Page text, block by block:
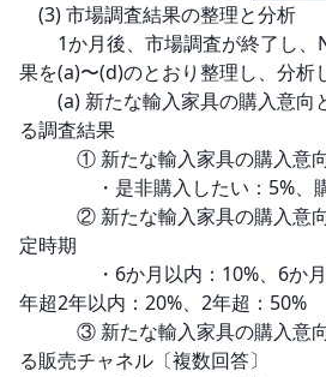
(3) 市場調査結果の整理と分析
1か月後、市場調査が終了し、
果を(a)〜(d)のとおり整理し、分析
(a) 新たな輸入家具の購入意向
る調査結果
① 新たな輸入家具の購入意
・是非購入したい：5%、購
② 新たな輸入家具の購入意向
定時期
・6か月以内：10%、6か月
年超2年以内：20%、2年超：50%
③ 新たな輸入家具の購入意向
る販売チャネル〔複数回答〕